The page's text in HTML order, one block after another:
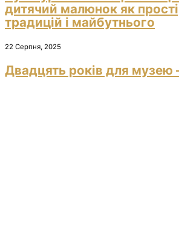
дитячий малюнок як
традицій і майбутнього
22 Серпня, 2025
Двадцять років для музею –